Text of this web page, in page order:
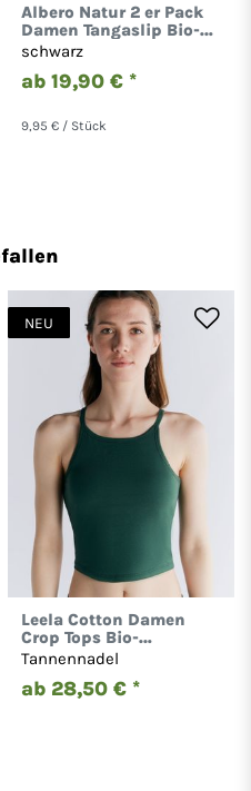
Albero Natur 2 er Pack
Damen Tangaslip Bio-
Baumwolle Unterhose
schwarz
ab 19,90 € *
9,95 € / Stück
NEU
Leela Cotton Damen
Crop Tops Bio-
Baumwolle mit
1217
Tannennadel
ab 28,50 € *